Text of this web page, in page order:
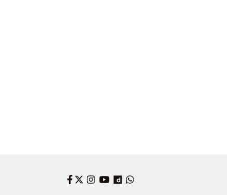
Facebook
Twitter
Instagram
YouTube
Dailymotion